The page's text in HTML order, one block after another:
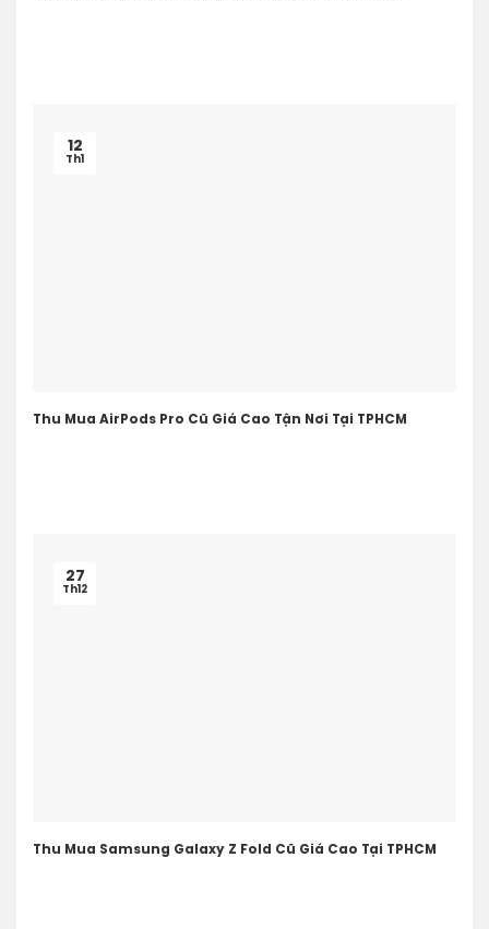
Thu Mua AirPods Pro Cũ Giá Cao Tận Nơi Tại TPHCM
12
Th1
Thu Mua Samsung Galaxy Z Fold Cũ Giá Cao Tại TPHCM
27
Th12